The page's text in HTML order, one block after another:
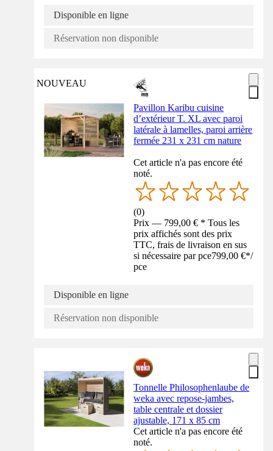
Disponible en ligne
Réservation non disponible
NOUVEAU
Pavillon Karibu cuisine
d’extérieur T. XL avec paroi
latérale à lamelles, paroi arrière
fermée 231 x 231 cm nature
Cet article n'a pas encore été
noté.
(0)
Prix — 799,00 € * Tous les
prix affichés sont des prix
TTC, frais de livraison en sus
si nécessaire par pce799,00 €*/
pce
Disponible en ligne
Réservation non disponible
Tonnelle Philosophenlaube de
weka avec repose-jambes,
table centrale et dossier
ajustable, 171 x 85 cm
Cet article n'a pas encore été
noté.